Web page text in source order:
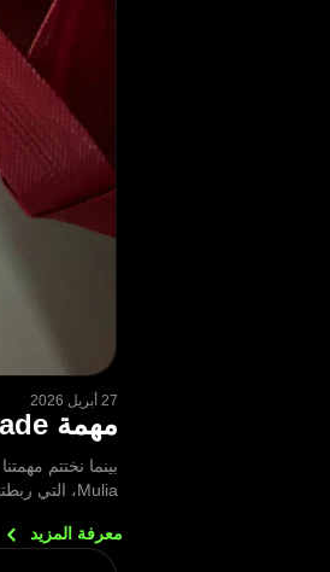
27 أبريل 2026
مهمة Olymptrade الخيرية في إندونيسيا: الملخص
Mulia، التي ربطتنا بمن هم في أمسّ الحاجة إلى المساعدة.
معرفة المزيد